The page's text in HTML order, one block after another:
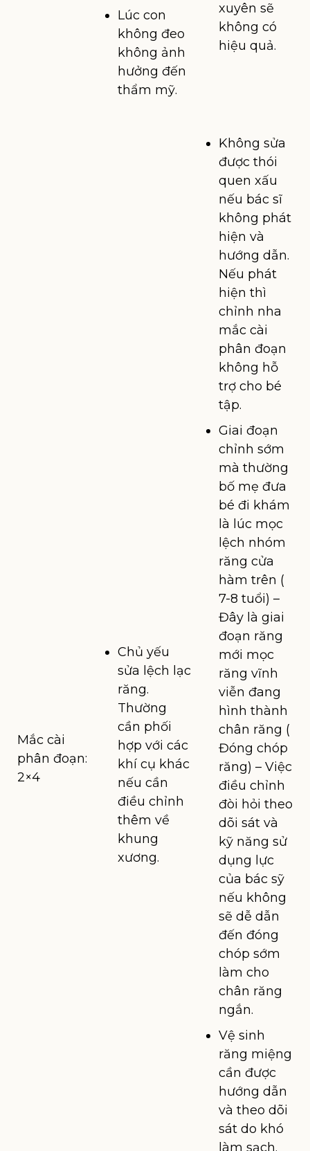
Lúc con
không đeo
không ảnh
hưởng đến
thẩm mỹ.
xuyên sẽ
không có
hiệu quả.
Mắc cài
phân đoạn:
2×4
Chủ yếu
sửa lệch lạc
răng.
Thường
cần phối
hợp với các
khí cụ khác
nếu cần
điều chỉnh
thêm về
khung
xương.
Không sửa
được thói
quen xấu
nếu bác sĩ
không phát
hiện và
hướng dẫn.
Nếu phát
hiện thì
chỉnh nha
mắc cài
phân đoạn
không hỗ
trợ cho bé
tập.
Giai đoạn
chỉnh sớm
mà thường
bố mẹ đưa
bé đi khám
là lúc mọc
lệch nhóm
răng cửa
hàm trên (
7-8 tuổi) –
Đây là giai
đoạn răng
mới mọc
răng vĩnh
viễn đang
hình thành
chân răng (
Đóng chóp
răng) – Việc
điều chỉnh
đòi hỏi theo
dõi sát và
kỹ năng sử
dụng lực
của bác sỹ
nếu không
sẽ dễ dẫn
đến đóng
chóp sớm
làm cho
chân răng
ngắn.
Vệ sinh
răng miệng
cần được
hướng dẫn
và theo dõi
sát do khó
làm sạch.